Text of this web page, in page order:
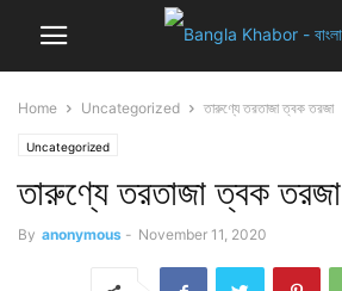
Home Uncategorized তারুণ্যে তরতাজা ত্বক তরজা
Uncategorized
তারুণ্যে তরতাজা ত্বক তরজা
By anonymous - November 11, 2020